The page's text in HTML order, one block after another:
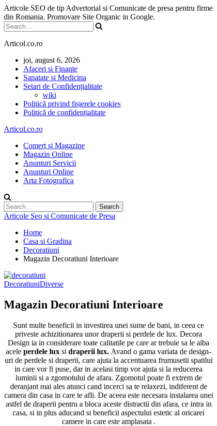
Articole SEO de tip Advertorial si Comunicate de presa pentru firme
din Romania. Promovare Site Organic in Google.
Articol.co.ro
joi, august 6, 2026
Afaceri si Finante
Sanatate si Medicina
Setari de Confidențialitate
wiki
Politică privind fișierele cookies
Politică de confidențialitate
Articol.co.ro
Comert si Magazine
Magazin Online
Anunturi Servicii
Anunturi Online
Arta Fotografica
Articole Seo si Comunicate de Presa
Home
Casa si Gradina
Decoratiuni
Magazin Decoratiuni Interioare
DecoratiuniDiverse
Magazin Decoratiuni Interioare
Sunt multe beneficii in investirea unei sume de bani, in ceea ce
priveste achizitionarea unor draperii si perdele de lux. Decora
Design ia in considerare toate calitatile pe care ar trebuie sa le aiba
acele perdele lux si draperii lux. Avand o gama variata de design-
uri de perdele si draperii, care ajuta la accentuarea frumusetii spatilui
in care vor fi puse, dar in acelasi timp vor ajuta si la reducerea
luminii si a zgomotului de afara. Zgomotul poate fi extrem de
deranjant mai ales atunci cand incerci sa te relaxezi, indiferent de
camera din casa in care te afli. De aceea este necesara instalarea unei
astfel de draperii pentru a bloca aceste distractii din afara, ce intra in
casa, si in plus aducand si beneficii aspectului estetic al oricarei
camere in care este amplasata .